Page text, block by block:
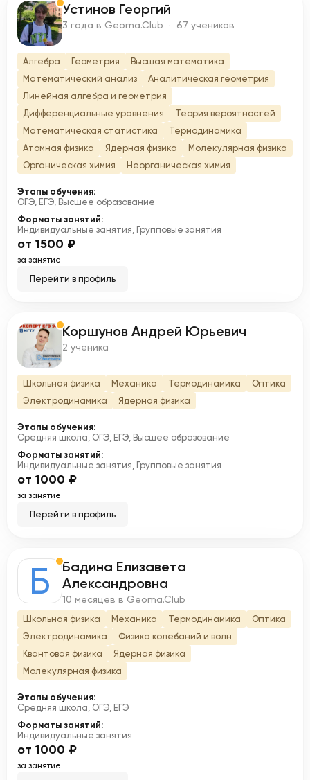
У Устинов Георгий
3 года в Geoma.Club · 67 учеников
Алгебра Геометрия
Высшая математика
Математический анализ
Аналитическая геометрия
Линейная алгебра и геометрия
Дифференциальные уравнения
Теория вероятностей
Математическая статистика
Термодинамика
Атомная физика
Ядерная физика
Молекулярная физика
Органическая химия
Неорганическая химия
Этапы обучения:
ОГЭ, ЕГЭ, Высшее образование
Форматы занятий:
Индивидуальные занятия, Групповые занятия
от 1500 ₽
за занятие
Перейти в профиль
К Коршунов Андрей Юрьевич
2 ученика
Школьная физика Механика Термодинамика
Оптика
Электродинамика
Ядерная физика
Этапы обучения:
Средняя школа, ОГЭ, ЕГЭ, Высшее образование
Форматы занятий:
Индивидуальные занятия, Групповые занятия
от 1000 ₽
за занятие
Перейти в профиль
Б
Бадина Елизавета
Александровна
10 месяцев в Geoma.Club
Школьная физика Механика Термодинамика
Оптика
Электродинамика
Физика колебаний и волн
Квантовая физика
Ядерная физика
Молекулярная физика
Этапы обучения:
Средняя школа, ОГЭ, ЕГЭ
Форматы занятий:
Индивидуальные занятия
от 1000 ₽
за занятие